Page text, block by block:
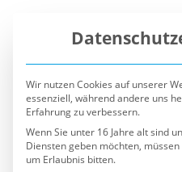
Wir nutzen Cookies auf unserer
essenziell, während andere uns
Erfahrung zu verbessern.
Wenn Sie unter 16 Jahre alt sind
Diensten geben möchten,
um Erlaubnis bitten.